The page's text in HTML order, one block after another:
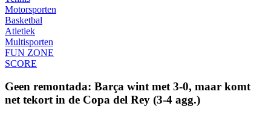
Motorsporten
Basketbal
Atletiek
Multisporten
FUN ZONE
SCORE
Geen remontada: Barça wint met 3-0, maar komt
net tekort in de Copa del Rey (3-4 agg.)